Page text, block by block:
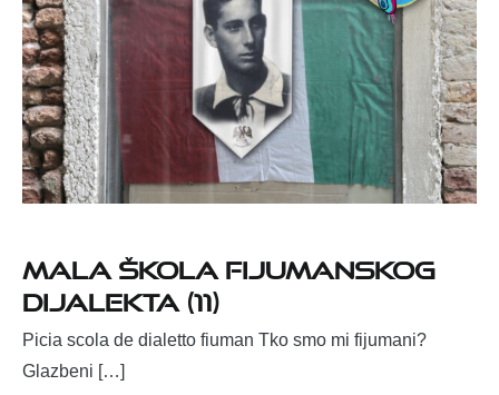
Mala škola fijumanskog
dijalekta (11)
Picia scola de dialetto fiuman Tko smo mi fijumani?
Glazbeni […]